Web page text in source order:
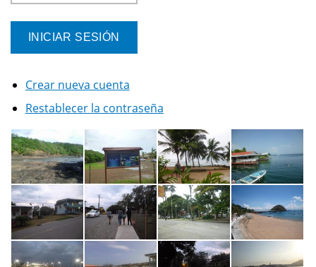
Crear nueva cuenta
Restablecer la contraseña